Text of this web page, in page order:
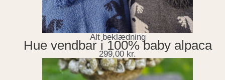
Alt beklædning
Hue vendbar i 100% baby alpaca
299,00 kr.